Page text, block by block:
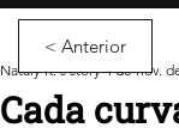
Cada
Nataly K.'s story 4 de nov.
< Anterior